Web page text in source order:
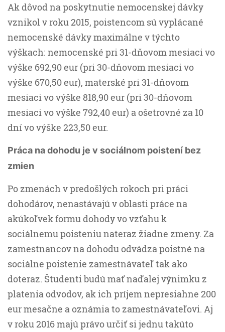
Ak dôvod na poskytnutie nemocenskej dávky
vznikol v roku 2015, poistencom sú vyplácané
nemocenské dávky maximálne v týchto
výškach: nemocenské pri 31-dňovom mesiaci vo
výške 692,90 eur (pri 30-dňovom mesiaci vo
výške 670,50 eur), materské pri 31-dňovom
mesiaci vo výške 818,90 eur (pri 30-dňovom
mesiaci vo výške 792,40 eur) a ošetrovné za 10
dní vo výške 223,50 eur.
Práca na dohodu je v sociálnom poistení bez
zmien
Po zmenách v predošlých rokoch pri práci
dohodárov, nenastávajú v oblasti práce na
akúkoľvek formu dohody vo vzťahu k
sociálnemu poisteniu nateraz žiadne zmeny. Za
zamestnancov na dohodu odvádza poistné na
sociálne poistenie zamestnávateľ tak ako
doteraz. Študenti budú mať naďalej výnimku z
platenia odvodov, ak ich príjem nepresiahne 200
eur mesačne a oznámia to zamestnávateľovi. Aj
v roku 2016 majú právo určiť si jednu takúto